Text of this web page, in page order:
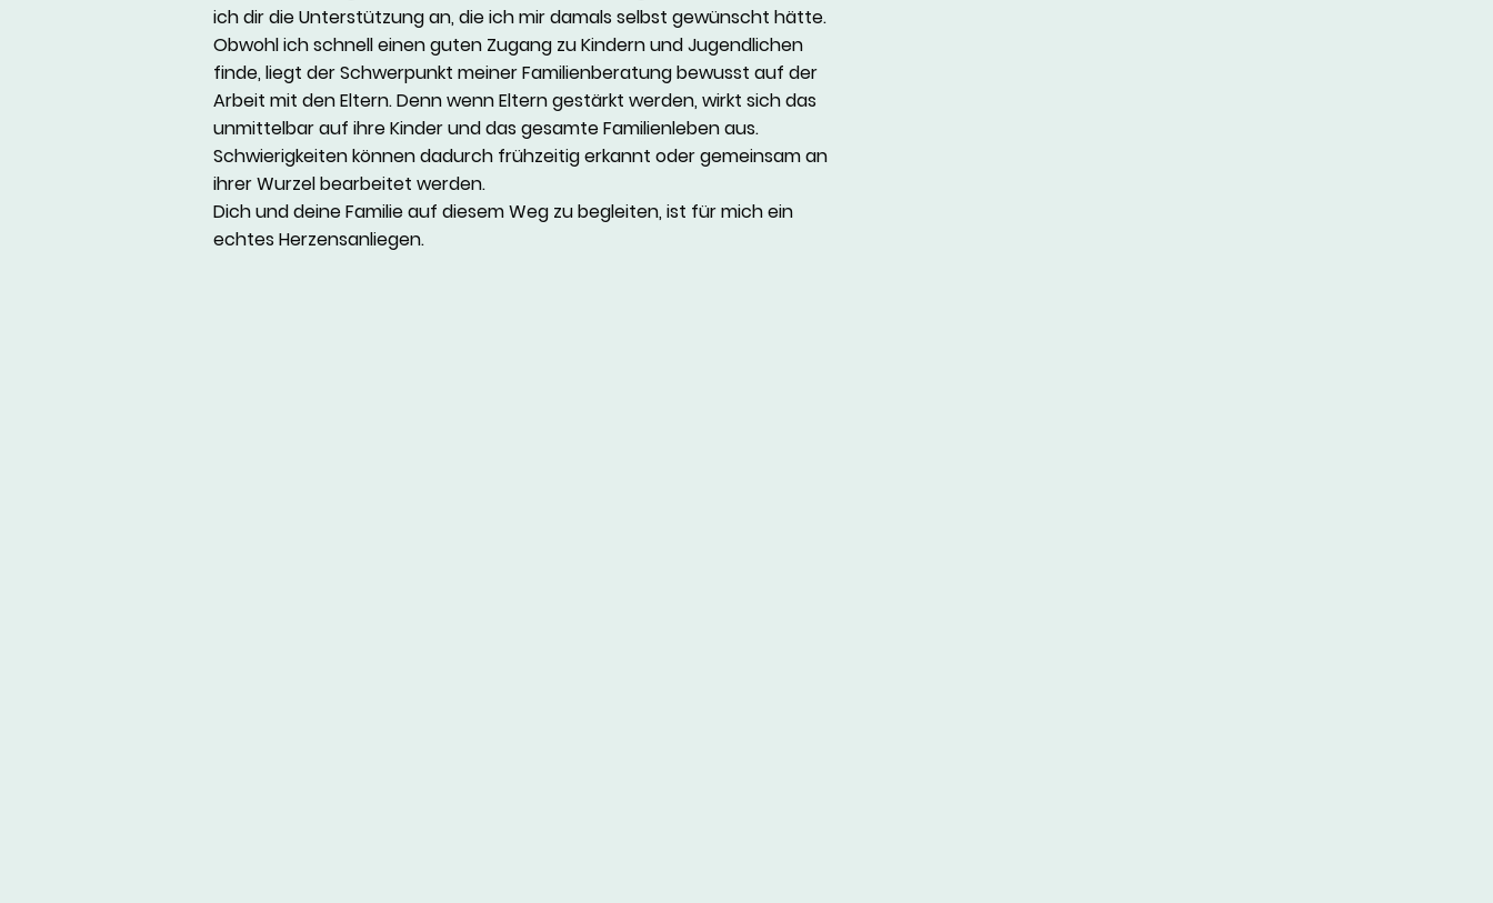
ich dir die Unterstützung an, die ich mir damals selbst gewünscht hätte.
Obwohl ich schnell einen guten Zugang zu Kindern und Jugendlichen
finde, liegt der Schwerpunkt meiner Familienberatung bewusst auf der
Arbeit mit den Eltern. Denn wenn Eltern gestärkt werden, wirkt sich das
unmittelbar auf ihre Kinder und das gesamte Familienleben aus.
Schwierigkeiten können dadurch frühzeitig erkannt oder gemeinsam an
ihrer Wurzel bearbeitet werden.
Dich und deine Familie auf diesem Weg zu begleiten, ist für mich ein
echtes Herzensanliegen.